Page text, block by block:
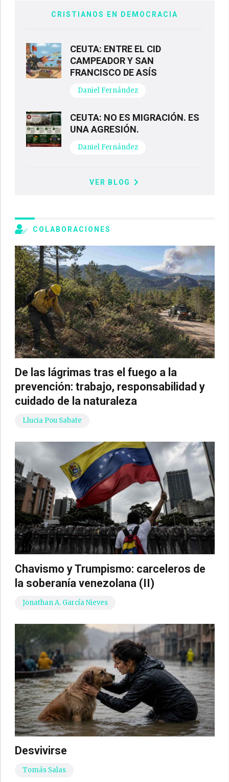
CRISTIANOS EN DEMOCRACIA
CEUTA: ENTRE EL CID
CAMPEADOR Y SAN
FRANCISCO DE ASÍS
Daniel Fernández
CEUTA: NO ES MIGRACIÓN. ES
UNA AGRESIÓN.
Daniel Fernández
VER BLOG
COLABORACIONES
De las lágrimas tras el fuego a la
prevención: trabajo, responsabilidad y
cuidado de la naturaleza
Llucia Pou Sabate
Chavismo y Trumpismo: carceleros de
la soberanía venezolana (II)
Jonathan A. García Nieves
Desvivirse
Tomás Salas